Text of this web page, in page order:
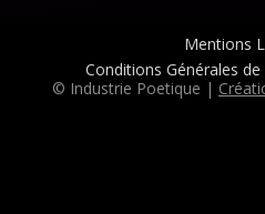
Mentions
Conditions Générales de
© Industrie Poetique |